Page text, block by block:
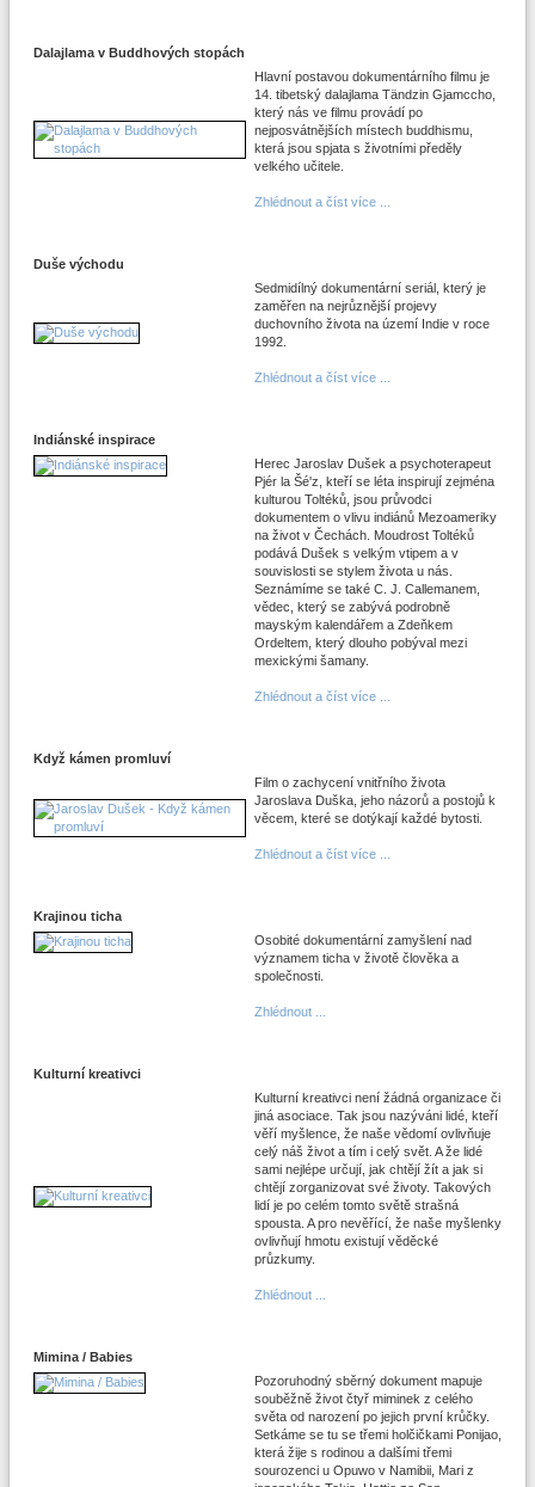
Dalajlama v Buddhových stopách
Hlavní postavou dokumentárního filmu je
14. tibetský dalajlama Tändzin Gjamccho,
který nás ve filmu provádí po
nejposvátnějších místech buddhismu,
která jsou spjata s životními předěly
velkého učitele.
Zhlédnout a číst více ...
Duše východu
Sedmidílný dokumentární seriál, který je
zaměřen na nejrůznější projevy
duchovního života na území Indie v roce
1992.
Zhlédnout a číst více ...
Indiánské inspirace
Herec Jaroslav Dušek a psychoterapeut
Pjér la Šé'z, kteří se léta inspirují zejména
kulturou Toltéků, jsou průvodci
dokumentem o vlivu indiánů Mezoameriky
na život v Čechách. Moudrost Toltéků
podává Dušek s velkým vtipem a v
souvislosti se stylem života u nás.
Seznámíme se také C. J. Callemanem,
vědec, který se zabývá podrobně
mayským kalendářem a Zdeňkem
Ordeltem, který dlouho pobýval mezi
mexickými šamany.
Zhlédnout a číst více ...
Když kámen promluví
Film o zachycení vnitřního života
Jaroslava Duška, jeho názorů a postojů k
věcem, které se dotýkají každé bytosti.
Zhlédnout a číst více ...
Krajinou ticha
Osobité dokumentární zamyšlení nad
významem ticha v životě člověka a
společnosti.
Zhlédnout ...
Kulturní kreativci
Kulturní kreativci není žádná organizace či
jiná asociace. Tak jsou nazýváni lidé, kteří
věří myšlence, že naše vědomí ovlivňuje
celý náš život a tím i celý svět. A že lidé
sami nejlépe určují, jak chtějí žít a jak si
chtějí zorganizovat své životy. Takových
lidí je po celém tomto světě strašná
spousta. A pro nevěřící, že naše myšlenky
ovlivňují hmotu existují věděcké
průzkumy.
Zhlédnout ...
Mimina / Babies
Pozoruhodný sběrný dokument mapuje
souběžně život čtyř miminek z celého
světa od narození po jejich první krůčky.
Setkáme se tu se třemi holčičkami Ponijao,
která žije s rodinou a dalšími třemi
sourozenci u Opuwo v Namibii, Mari z